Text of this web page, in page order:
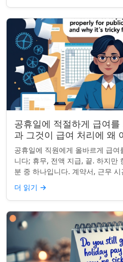
공휴일에 적절하게 급여
과 그것이 급여 처리에 왜
공휴일에 직원에게 올바르게 급
니다; 휴무, 전액 지급, 끝. 하지만
분 중 하나입니다. 계약서, 근무
나의 공휴일이 준수 문제...
더 읽기 →